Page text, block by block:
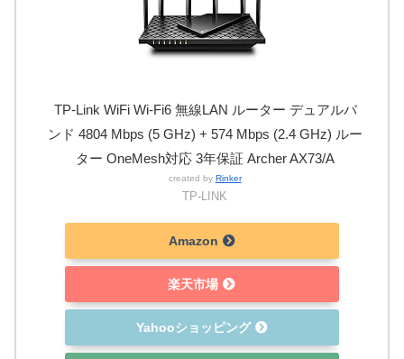
TP-Link WiFi Wi-Fi6 無線LAN ルーター デュアルバ
ンド 4804 Mbps (5 GHz) + 574 Mbps (2.4 GHz) ルー
ター OneMesh対応 3年保証 Archer AX73/A
created by Rinker
TP-LINK
Amazon
楽天市場
Yahooショッピング